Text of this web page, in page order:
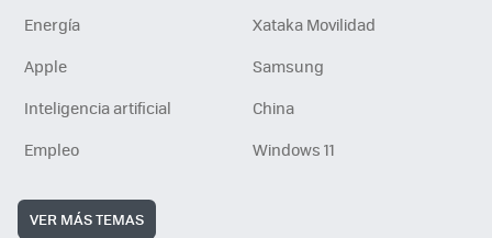
Energía
Xataka Movilidad
Apple
Samsung
Inteligencia artificial
China
Empleo
Windows 11
VER MÁS TEMAS